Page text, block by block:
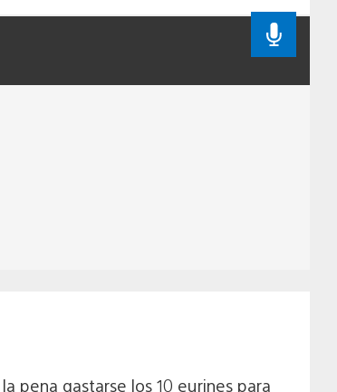
pena gastarse los 10 eurines para